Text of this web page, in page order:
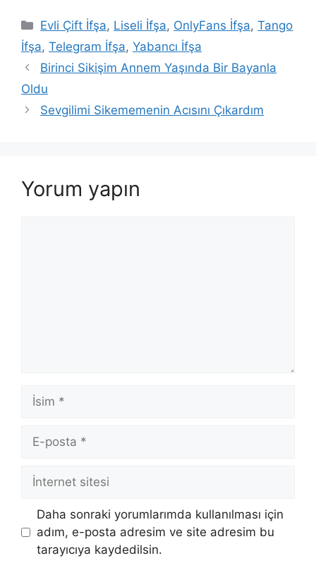
Kategoriler
Evli Çift İfşa, Liseli İfşa, OnlyFans İfşa,Tango
İfşa, Telegram İfşa, Yabancı İfşa
Birinci Sikişim Annem Yaşında Bir Bayanla
Oldu
Sevgilimi Sikememenin Acısını Çıkardım
Yorum yapın
İsim
posta
İnternet
Daha sonraki yorumlarımda kullanılması için
adım, e-posta adresim ve site adresim bu
tarayıcıya kaydedilsin.